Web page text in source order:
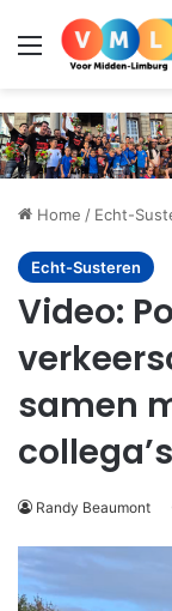
Menu
Home / Echt-
Echt-Susteren
Video:
samen
collega’s
Randy Beaumont